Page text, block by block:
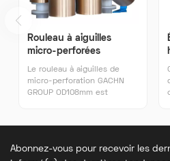
Rouleau à aiguilles
micro-perforées
108x145/83,3
Le rouleau à aiguilles de
micro-perforation GACHN
GROUP OD108mm est
offre des performances de
durables. Il est idéal pour les
Abonnez-vous pour recevoir les